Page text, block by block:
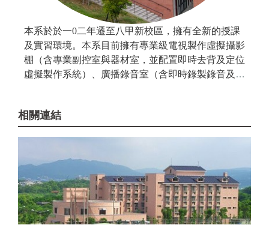
本系於於一0二年遷至八甲新校區，擁有全新的授課
及實習環境。本系目前擁有專業級電視製作虛擬攝影
棚（含專業副控室與器材室，並配置即時去背及定位
虛擬製作系統）、廣播錄音室（含即時錄製錄音及聲
相關連結